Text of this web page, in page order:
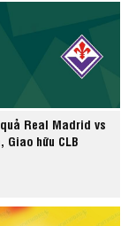
Real Madrid vs
Giao hữu CLB